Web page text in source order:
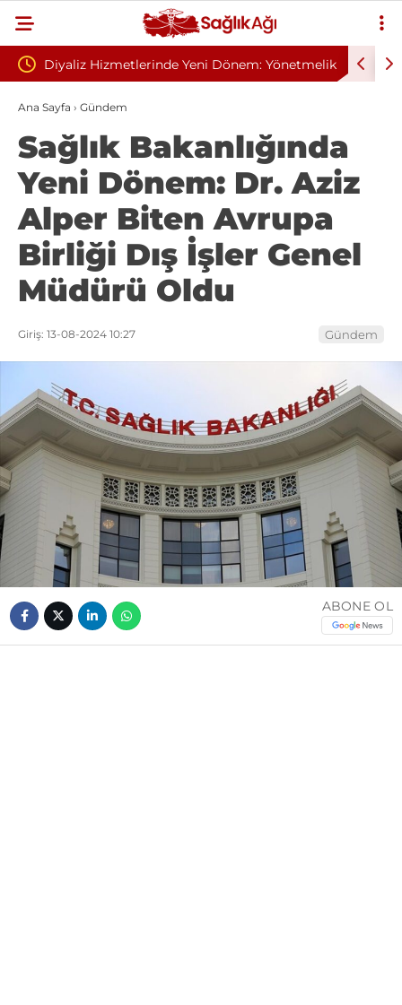
Yeni Dönem: Yönetmelik
Sona Gelindi
Sivilce Sandı, Cilt Kanseri
Ana Sayfa › Gündem
Sağlık Bakanlığında
Yeni Dönem: Dr. Aziz
Alper Biten Avrupa
Birliği Dış İşler Genel
Müdürü Oldu
Giriş: 13-08-2024 10:27 Gündem
ABONE OL